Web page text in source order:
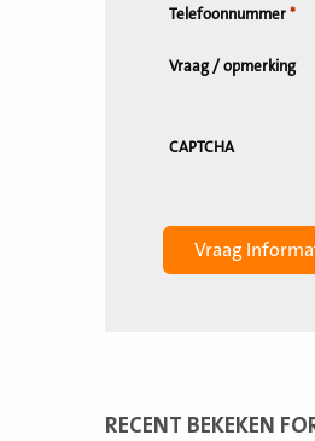
Telefoonnummer *
Vraag / opmerking
CAPTCHA
RECENT BEKEKEN